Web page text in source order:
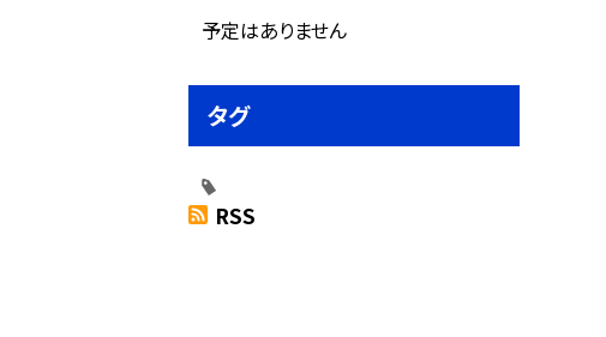
予定はありません
タグ
RSS